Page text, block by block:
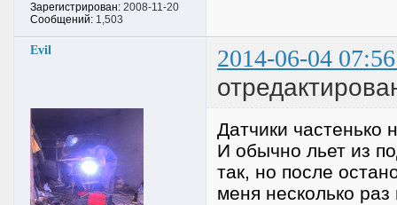
Зарегистрирован: 2008-11-20
Сообщений: 1,503
Evil 2014-06-04
Датчики частенько
И обычно льет из
так, но после
меня несколько